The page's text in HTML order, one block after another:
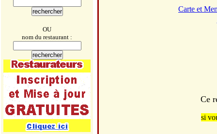
OU
nom du restaurant :
Carte et
Ce
si